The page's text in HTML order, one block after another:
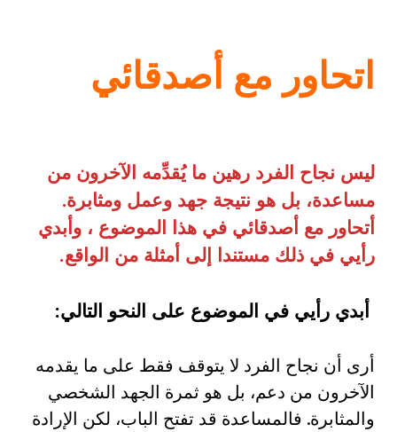
اتحاور مع أصدقائي
ليس نجاح الفرد رهين ما يُقدِّمه الآخرون من
مساعدة، بل هو نتيجة جهد وعمل ومثابرة.
أتحاور مع أصدقائي في هذا الموضوع ، وأبدي
رأيي في ذلك مستندا إلى أمثلة من الواقع.
أبدي رأيي في الموضوع على النحو التالي:
أرى أن نجاح الفرد لا يتوقف فقط على ما يقدمه
الآخرون من دعم، بل هو ثمرة الجهد الشخصي
والمثابرة. فالمساعدة قد تفتح الباب، لكن الإرادة